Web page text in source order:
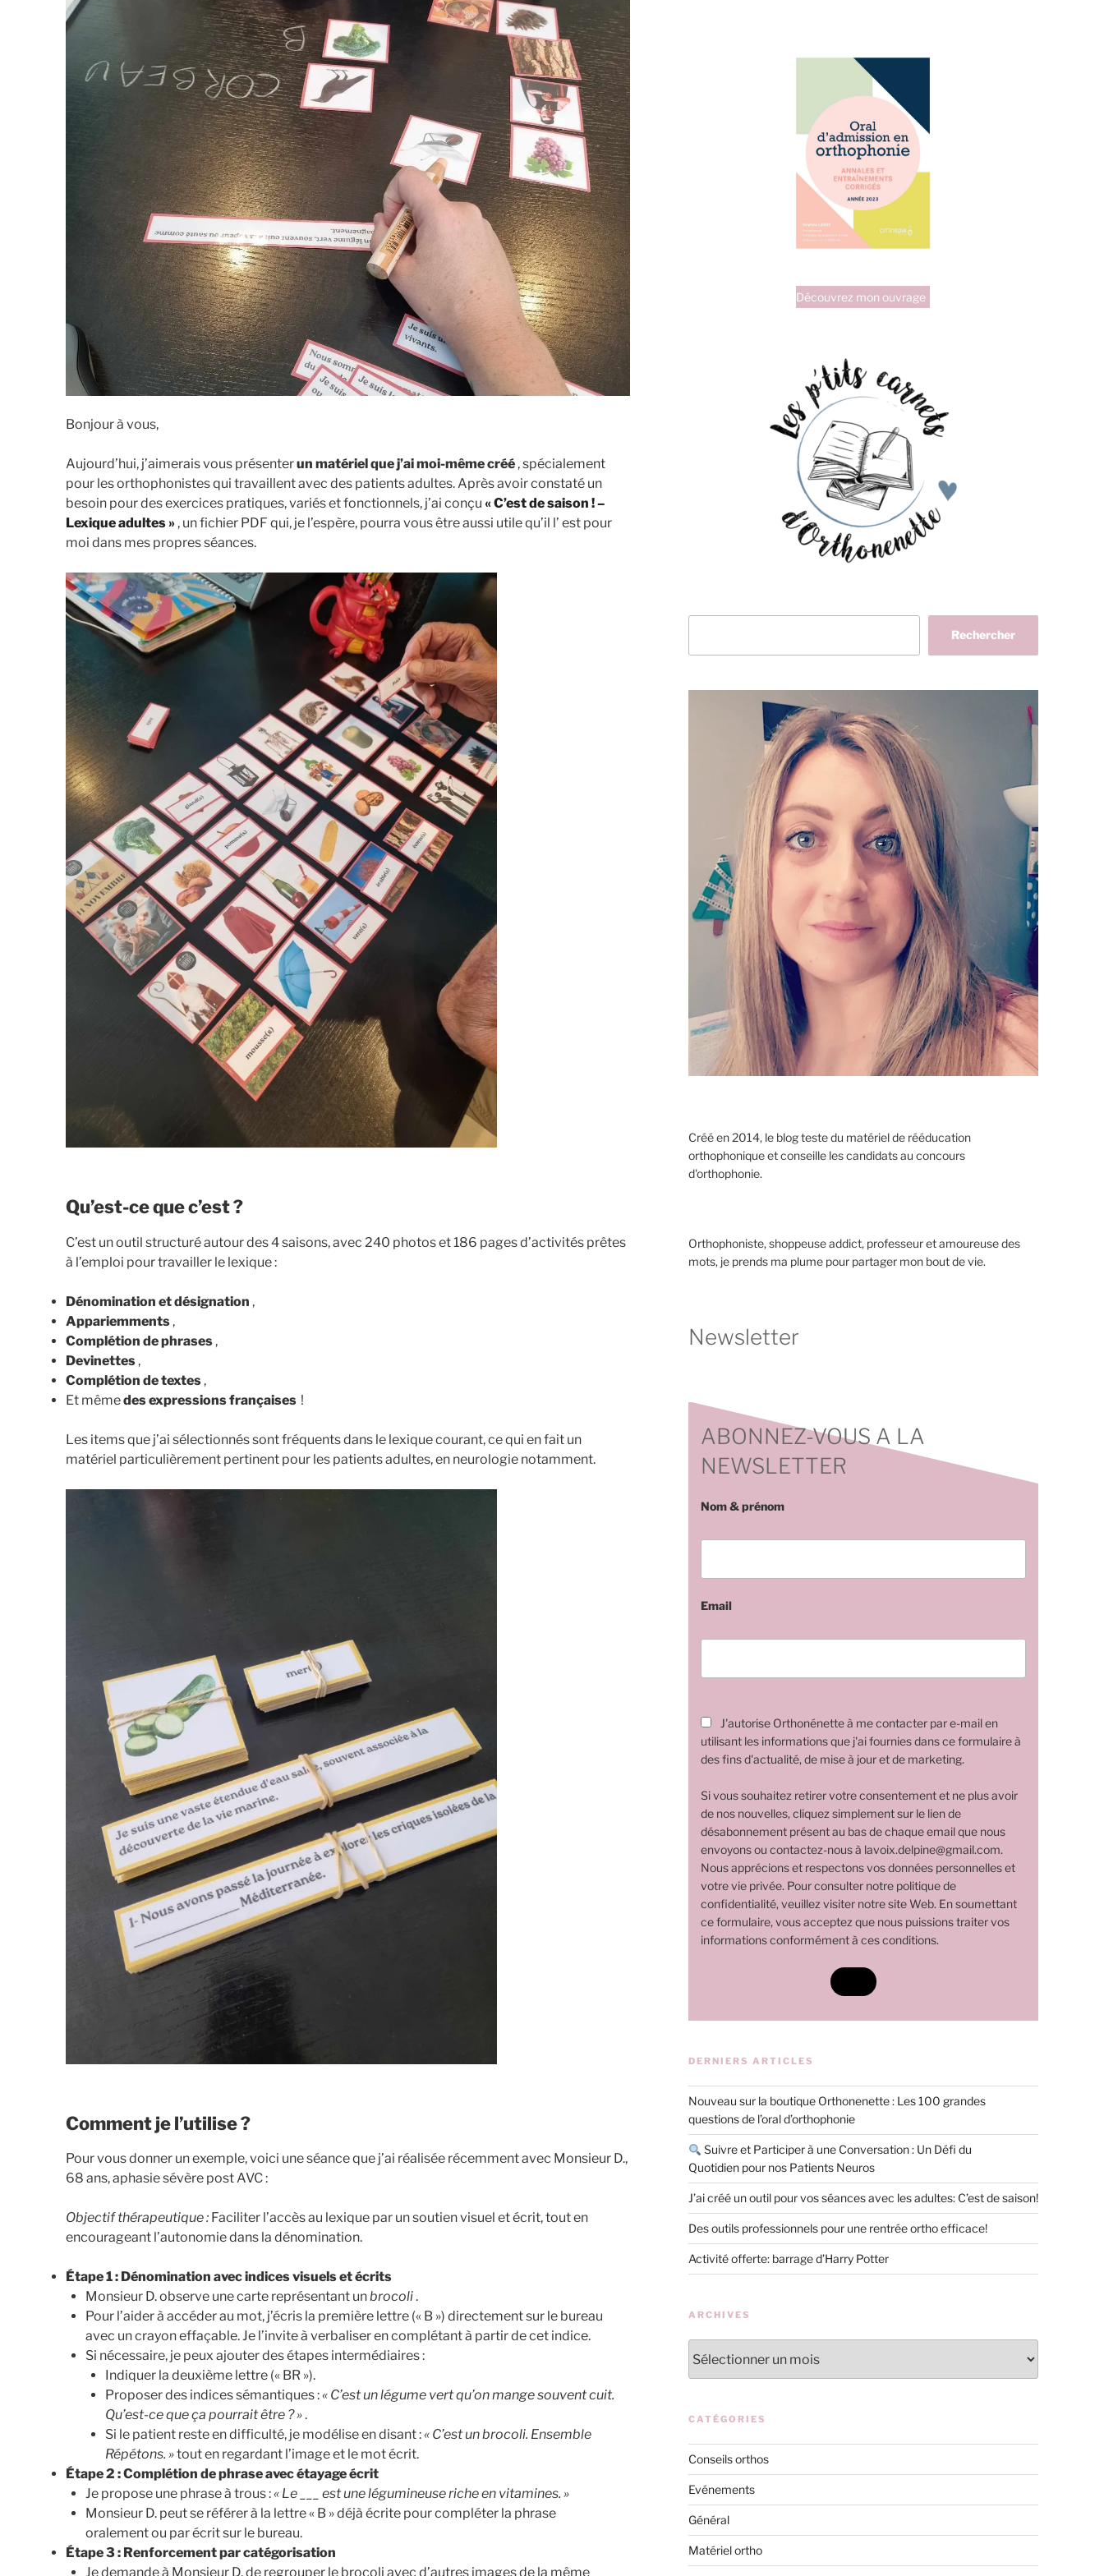
Bonjour à vous,
Aujourd’hui, j’aimerais vous présenterun matériel que j’ai moi-même créé , spécialement
pour les orthophonistes qui travaillent avec des patients adultes. Après avoir constaté un
besoin pour des exercices pratiques, variés et fonctionnels, j’ai conçu « C’est de saison ! –
Lexique adultes » , un fichier PDF qui, je l’espère, pourra vous être aussi utile qu’il l’ est pour
moi dans mes propres séances.
Qu’est-ce que c’est ?
C’est un outil structuré autour des 4 saisons, avec 240 photos et 186 pages d’activités prêtes
à l’emploi pour travailler le lexique :
Dénomination et désignation ,
Appariemments ,
Complétion de phrases ,
Devinettes ,
Complétion de textes ,
Et mêmedes expressions françaises !
Les items que j’ai sélectionnés sont fréquents dans le lexique courant, ce qui en fait un
matériel particulièrement pertinent pour les patients adultes, en neurologie notamment.
Comment je l’utilise ?
Pour vous donner un exemple, voici une séance que j’ai réalisée récemment avec Monsieur D.,
68 ans, aphasie sévère post AVC :
Objectif thérapeutique : Faciliter l’accès au lexique par un soutien visuel et écrit, tout en
encourageant l’autonomie dans la dénomination.
Étape 1 : Dénomination avec indices visuels et écrits
Monsieur D. observe une carte représentant unbrocoli.
Pour l’aider à accéder au mot, j’écris la première lettre (« B ») directement sur le bureau
avec un crayon effaçable. Je l’invite à verbaliser en complétant à partir de cet indice.
Si nécessaire, je peux ajouter des étapes intermédiaires :
Indiquer la deuxième lettre (« BR »).
Proposer des indices sémantiques :« C’est un légume vert qu’on mange souvent cuit.
Qu’est-ce que ça pourrait être ? ».
Si le patient reste en difficulté, je modélise en disant :« C’est un brocoli. Ensemble
Répétons. »tout en regardant l’image et le mot écrit.
Étape 2 : Complétion de phrase avec étayage écrit
Je propose une phrase à trous :« Le ___ est une légumineuse riche en vitamines. »
Monsieur D. peut se référer à la lettre « B » déjà écrite pour compléter la phrase
oralement ou par écrit sur le bureau.
Étape 3 : Renforcement par catégorisation
Je demande à Monsieur D. de regrouper le brocoli avec d’autres images de la même
Découvrez mon ouvrage
Rechercher
Créé en 2014, le blog teste du matériel de rééducation
orthophonique et conseille les candidats au concours
d'orthophonie.
Orthophoniste, shoppeuse addict, professeur et amoureuse des
mots, je prends ma plume pour partager mon bout de vie.
Newsletter
ABONNEZ-VOUS A LA
NEWSLETTER
Nom & prénom
Email
J'autorise Orthonénette à me contacter par e-mail en
utilisant les informations que j'ai fournies dans ce formulaire à
des fins d'actualité, de mise à jour et de marketing.
Si vous souhaitez retirer votre consentement et ne plus avoir
de nos nouvelles, cliquez simplement sur le lien de
désabonnement présent au bas de chaque email que nous
envoyons ou contactez-nous à lavoix.delpine@gmail.com.
Nous apprécions et respectons vos données personnelles et
votre vie privée. Pour consulter notre politique de
confidentialité, veuillez visiter notre site Web. En soumettant
ce formulaire, vous acceptez que nous puissions traiter vos
informations conformément à ces conditions.
DERNIERS ARTICLES
Nouveau sur la boutique Orthonenette : Les 100 grandes
questions de l’oral d’orthophonie
Suivre et Participer à une Conversation : Un Défi du
Quotidien pour nos Patients Neuros
J’ai créé un outil pour vos séances avec les adultes: C’est de saison!
Des outils professionnels pour une rentrée ortho efficace!
Activité offerte: barrage d’Harry Potter
ARCHIVES
CATÉGORIES
Conseils orthos
Evénements
Général
Matériel ortho